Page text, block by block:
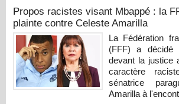
Propos racistes visant Mbappé : la
plainte contre Celeste Amarilla
La Fédération
(FFF) a décidé
devant la justice
caractère
sénatrice
Amarilla à